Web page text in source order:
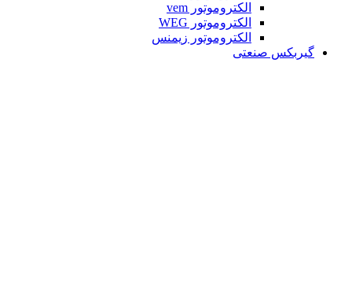
الکتروموتور vem
الکتروموتور WEG
الکتروموتور زیمنس
گیربکس صنعتی